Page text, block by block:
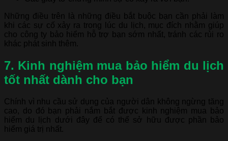
Những điều trên là những điều bắt buộc bạn cần phải làm
khi các sự cố xảy ra trong lúc du lịch, mục đích nhằm giúp
cho công ty bảo hiểm hỗ trợ bạn sớm nhất, tránh các rủi ro
khác phát sinh thêm.
7. Kinh nghiệm mua bảo hiểm du lịch
tốt nhất dành cho bạn
Chính vì nhu cầu sử dụng của người dân không ngừng tăng
cao, do đó bạn phải nắm bắt được kinh nghiệm mua bảo
hiểm du lịch dưới đây để có thể sở hữu được phần bảo
hiểm giá trị nhất.